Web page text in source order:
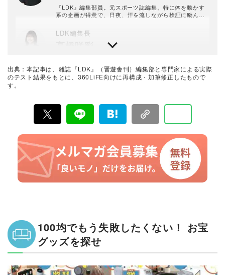
『LDK』編集部員。元スポーツ誌編集。特に体を動かす
系の企画が得意で、日夜、汗を流しながら検証に励んで
LDK編集長
ジャンルは収納や日用品、文房具・雑貨など。人気ショ
ップ巡りも日課。1993年生まれ。2018年に晋遊舎に入社
後、雑誌『MONOQLO』を経て、2023年『LDK』編集
『LDK』は2012年の創刊以来、晋遊舎の理念である「遊
びある、ホンネ」を胸に、消費者目線で本音の商品テス
発行の雑誌とWebサイトで、掃除用品から収納インテリ
ア、食品まで、あらゆるジャンルの商品を徹底的に検
証。編集部と専門家、そして社内検証機関が実際に使っ
て見つけた「本当に良いもの」と「お役立ち情報」を厳
選してあなたにお届け。編集長・高橋咲彩を中心に、11
名以上の編集体制で日々の検証・記事制作を行っていま
出典：本記事は、雑誌『LDK』（晋遊舎刊）編集部と専門家による実際
のテスト結果をもとに、360LiFE向けに再構成・加筆修正したもので
す。
100均でもう失敗したくない！ お宝
グッズを探せ